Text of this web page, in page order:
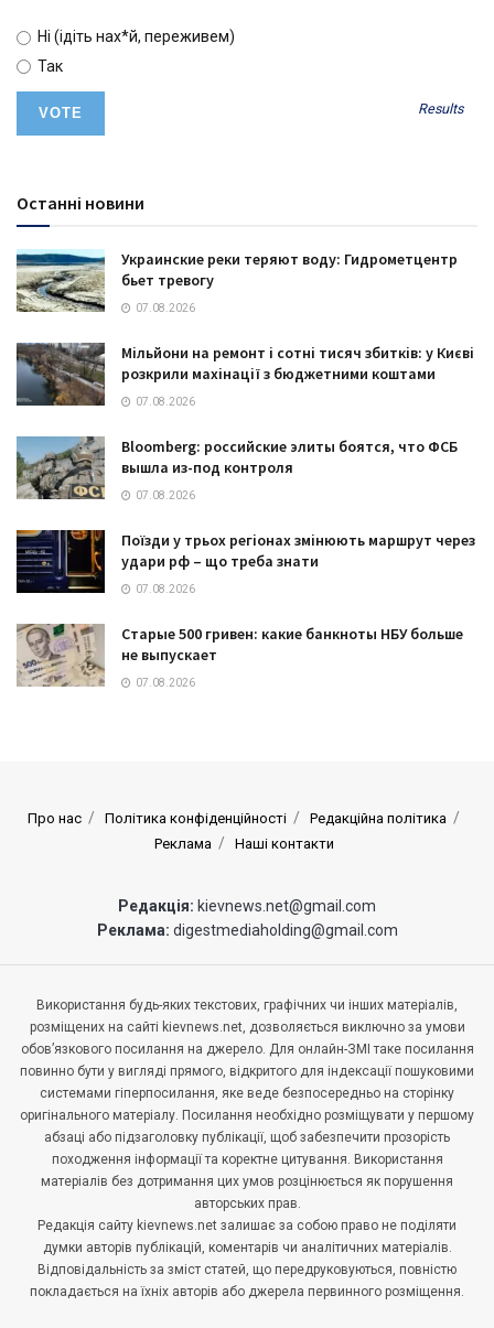
Ні (ідіть нах*й, переживем)
Так
Results
Останні новини
Украинские реки теряют воду: Гидрометцентр
бьет тревогу
07.08.2026
Мільйони на ремонт і сотні тисяч збитків: у Києві
розкрили махінації з бюджетними коштами
07.08.2026
Bloomberg: российские элиты боятся, что ФСБ
вышла из-под контроля
07.08.2026
Поїзди у трьох регіонах змінюють маршрут через
удари рф – що треба знати
07.08.2026
Старые 500 гривен: какие банкноты НБУ больше
не выпускает
07.08.2026
Про нас Політика конфіденційності
Редакційна політика
Реклама
Наші контакти
Редакція: kievnews.net@gmail.com
Реклама: digestmediaholding@gmail.com
Використання будь-яких текстових, графічних чи інших матеріалів,
розміщених на сайті kievnews.net, дозволяється виключно за умови
обов’язкового посилання на джерело. Для онлайн-ЗМІ таке посилання
повинно бути у вигляді прямого, відкритого для індексації пошуковими
системами гіперпосилання, яке веде безпосередньо на сторінку
оригінального матеріалу. Посилання необхідно розміщувати у першому
абзаці або підзаголовку публікації, щоб забезпечити прозорість
походження інформації та коректне цитування. Використання
матеріалів без дотримання цих умов розцінюється як порушення
авторських прав.
Редакція сайту kievnews.net залишає за собою право не поділяти
думки авторів публікацій, коментарів чи аналітичних матеріалів.
Відповідальність за зміст статей, що передруковуються, повністю
покладається на їхніх авторів або джерела первинного розміщення.